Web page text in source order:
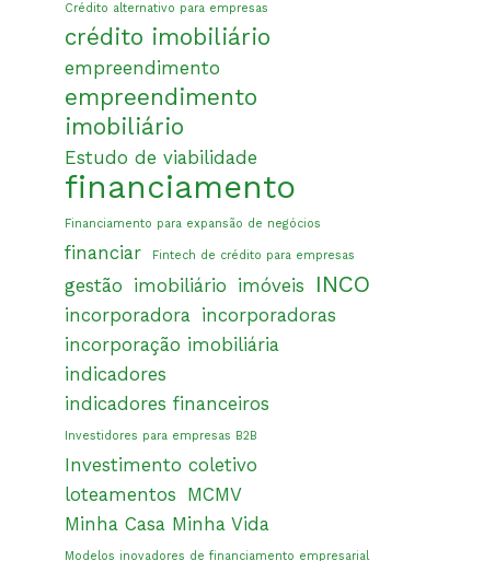
Crédito alternativo para empresas
crédito imobiliário
empreendimento
empreendimento
imobiliário
Estudo de viabilidade
financiamento
Financiamento para expansão de negócios
financiar Fintech de crédito para empresas
gestão imobiliário imóveis INCO
incorporadora incorporadoras
incorporação imobiliária
indicadores
indicadores financeiros
Investidores para empresas B2B
Investimento coletivo
loteamentos MCMV
Minha Casa Minha Vida
Modelos inovadores de financiamento empresarial